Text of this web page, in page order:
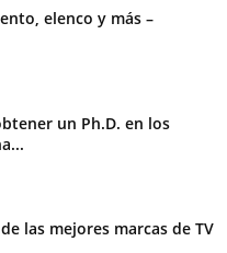
elenco y más –
un Ph.D. en los
las mejores marcas de TV